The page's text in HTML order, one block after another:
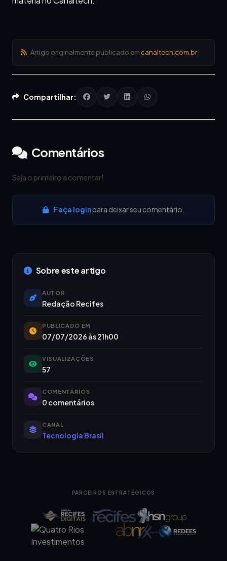
Artigo originalmente publicado em canaltech.com.br
Compartilhar:
Comentários
Seja o primeiro a comentar!
Faça loginpara deixar seu comentário.
Sobre este artigo
AUTOR
Redação Recifes
PUBLICADO EM
07/07/2026 às 21h00
VISUALIZAÇÕES
57
COMENTÁRIOS
0 comentários
CANAL
Tecnologia Brasil
PARCEIROS ESTRATÉGICOS